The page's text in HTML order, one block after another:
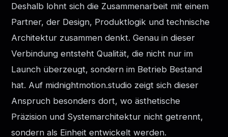
Deshalb lohnt sich die Zusammenarbeit mit einem
Partner, der Design, Produktlogik und technische
Architektur zusammen denkt. Genau in dieser
Verbindung entsteht Qualität, die nicht nur im
Launch überzeugt, sondern im Betrieb Bestand
hat. Auf midnightmotion.studio zeigt sich dieser
Anspruch besonders dort, wo ästhetische
Präzision und Systemarchitektur nicht getrennt,
sondern als Einheit entwickelt werden.